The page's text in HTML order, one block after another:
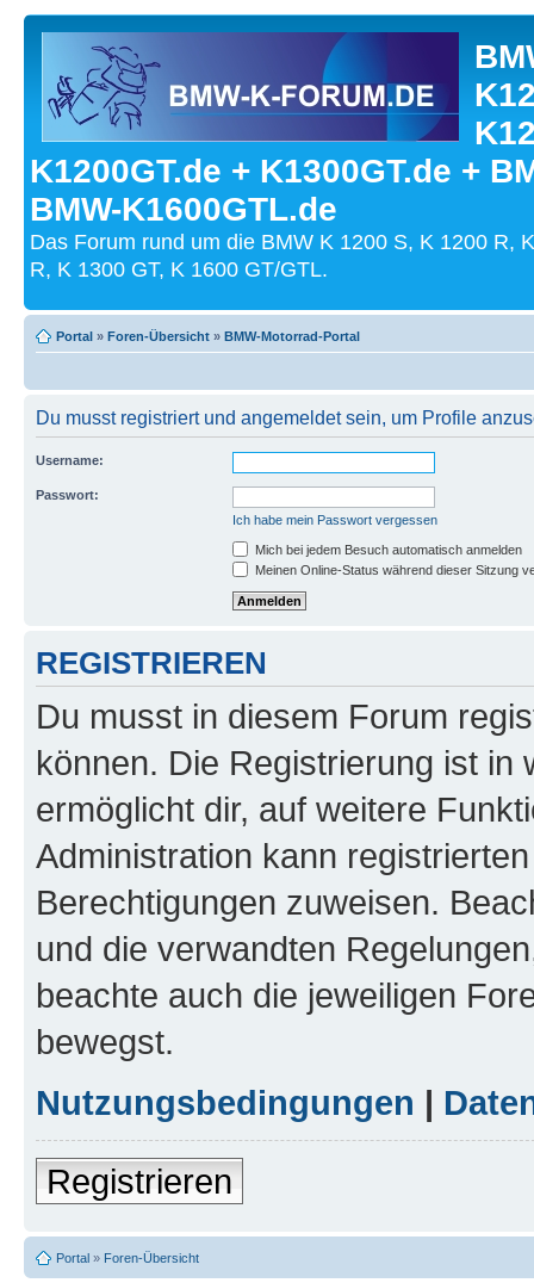
K1200GT.de + K1300GT.de +
BMW-K1600GTL.de
Das Forum rund um die BMW K 1200 S, K 1200 R,
R, K 1300 GT, K 1600 GT/GTL.
Portal » Foren-Übersicht » BMW-Motorrad-Portal
Du musst registriert und angemeldet sein, um Profile
Username:
Passwort:
Ich habe mein Passwort vergessen
Mich bei jedem Besuch automatisch anmelden
Meinen Online-Status während dieser Sitzung
REGISTRIEREN
Du musst in diesem Forum
können. Die Registrierung ist in
ermöglicht dir, auf weitere
Administration kann
Berechtigungen zuweisen.
und die verwandten
beachte auch die jeweiligen
bewegst.
Nutzungsbedingungen |
Registrieren
Portal » Foren-Übersicht